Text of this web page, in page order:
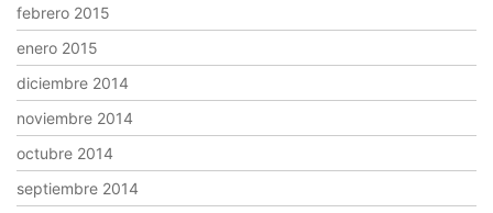
febrero 2015
enero 2015
diciembre 2014
noviembre 2014
octubre 2014
septiembre 2014